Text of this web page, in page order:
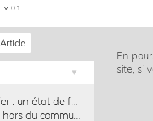
v. 0.1
Article
En
site, si